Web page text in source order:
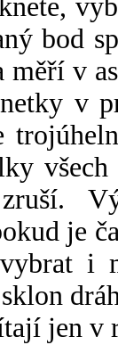
bod
měří v
v
je
i
jen